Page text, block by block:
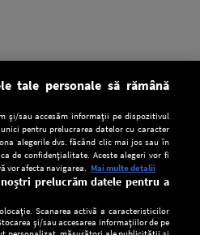
tale personale să rămână
și/sau accesăm informații pe dispozitivul
pentru prelucrarea datelor cu caracter
alegerile dvs. făcând clic mai jos sau în
de confidențialitate. Aceste alegeri vor fi
vor afecta navigarea. Mai multe detalii
prelucrăm datele pentru a
Scanarea activă a caracteristicilor
și/sau accesarea informațiilor de pe